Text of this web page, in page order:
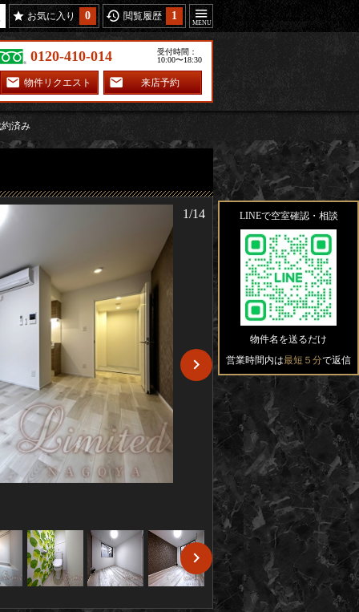
お気に入り 0 閲覧履歴 1
0120-410-014
受付時間：
10:00〜18:30
物件リクエスト 来店予約
済み
1/14 LINEで空室確認・相談
物件名を送るだけ
営業時間内は最短５分で返信